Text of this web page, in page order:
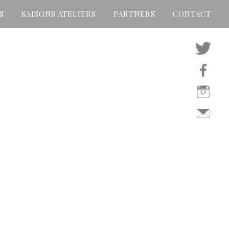
SAISONS ATELIERS PARTNERS CONTACT